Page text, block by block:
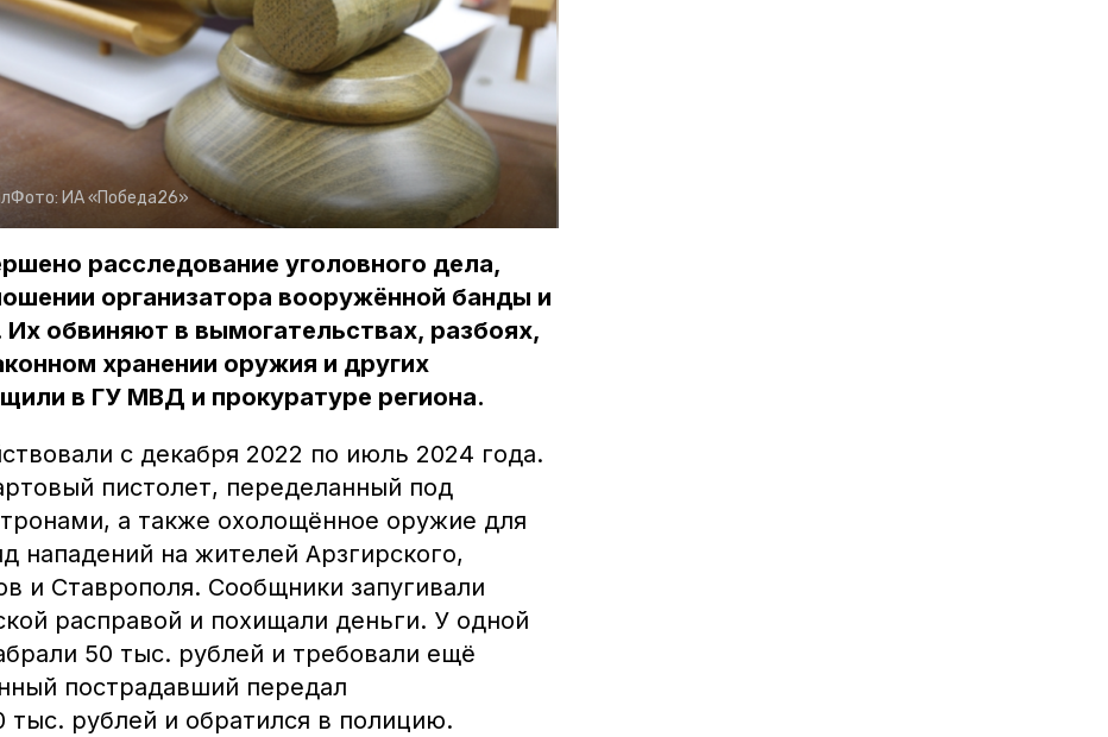
Фото: ИА «Победа26»
расследование уголовного дела,
организатора вооружённой банды и
Их обвиняют в вымогательствах, разбоях,
хранении оружия и других
в ГУ МВД и прокуратуре региона.
с декабря 2022 по июль 2024 года.
пистолет, переделанный под
а также охолощённое оружие для
нападений на жителей Арзгирского,
и Ставрополя. Сообщники запугивали
расправой и похищали деньги. У одной
50 тыс. рублей и требовали ещё
пострадавший передал
тыс. рублей и обратился в полицию.